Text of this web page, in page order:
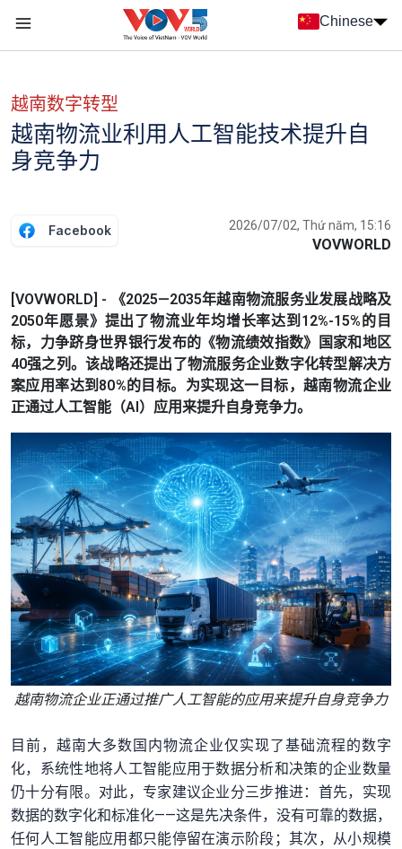
Chinese
越南数字转型
越南物流业利用人工智能技术提升自
身竞争力
Facebook 2026/07/02, Thứ năm, 15:16
VOVWORLD
[VOVWORLD] - 《2025—2035年越南物流服务业发展战略及
2050年愿景》提出了物流业年均增长率达到12%-15%的目
标，力争跻身世界银行发布的《物流绩效指数》国家和地区
40强之列。该战略还提出了物流服务企业数字化转型解决方
案应用率达到80%的目标。为实现这一目标，越南物流企业
正通过人工智能（AI）应用来提升自身竞争力。
越南物流企业正通过推广人工智能的应用来提升自身竞争力
目前，越南大多数国内物流企业仅实现了基础流程的数字
化，系统性地将人工智能应用于数据分析和决策的企业数量
仍十分有限。对此，专家建议企业分三步推进：首先，实现
数据的数字化和标准化——这是先决条件，没有可靠的数据，
任何人工智能应用都只能停留在演示阶段；其次，从小规模